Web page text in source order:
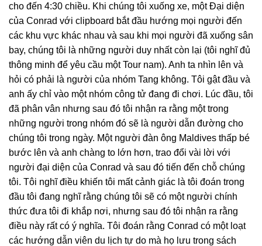
cho đến 4:30 chiều. Khi chúng tôi xuống xe, một Đại diện
của Conrad với clipboard bắt đầu hướng mọi người đến
các khu vực khác nhau và sau khi mọi người đã xuống sân
bay, chúng tôi là những người duy nhất còn lại (tôi nghĩ đủ
thông minh để yêu cầu một Tour nam). Anh ta nhìn lên và
hỏi có phải là người của nhóm Tang không. Tôi gật đầu và
anh ấy chỉ vào một nhóm công tử đang đi chơi. Lúc đầu, tôi
đã phân vân nhưng sau đó tôi nhận ra rằng một trong
những người trong nhóm đó sẽ là người dẫn đường cho
chúng tôi trong ngày. Một người đàn ông Maldives thấp bé
bước lên và anh chàng to lớn hơn, trao đổi vài lời với
người đại diện của Conrad và sau đó tiến đến chỗ chúng
tôi. Tôi nghĩ điều khiến tôi mất cảnh giác là tôi đoán trong
đầu tôi đang nghĩ rằng chúng tôi sẽ có một người chính
thức đưa tôi đi khắp nơi, nhưng sau đó tôi nhận ra rằng
điều này rất có ý nghĩa. Tôi đoán rằng Conrad có một loạt
các hướng dẫn viên du lịch tự do mà họ lưu trong sách